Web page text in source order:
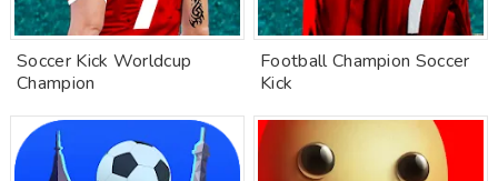
Soccer Kick Worldcup
Champion
Football Champion Soccer
Kick